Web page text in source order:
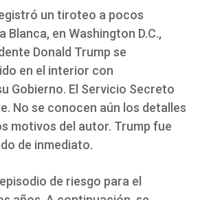
un tiroteo a pocos
Blanca, en Washington D.C.,
Donald Trump se
en el interior con
Gobierno. El Servicio Secreto
No se conocen aún los detalles
motivos del autor. Trump fue
de inmediato.
de riesgo para el